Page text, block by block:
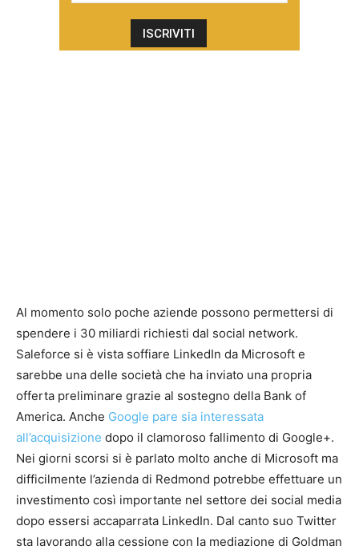
Al momento solo poche aziende possono permettersi di
spendere i 30 miliardi richiesti dal social network.
Saleforce si è vista soffiare LinkedIn da Microsoft e
sarebbe una delle società che ha inviato una propria
offerta preliminare grazie al sostegno della Bank of
America. Anche Google pare sia interessata
all’acquisizione dopo il clamoroso fallimento di Google+.
Nei giorni scorsi si è parlato molto anche di Microsoft ma
difficilmente l’azienda di Redmond potrebbe effettuare un
investimento così importante nel settore dei social media
dopo essersi accaparrata LinkedIn. Dal canto suo Twitter
sta lavorando alla cessione con la mediazione di Goldman